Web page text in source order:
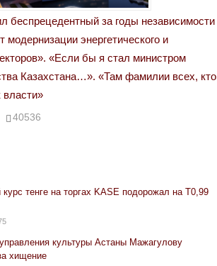
беспрецедентный за годы независимости
модернизации энергетического и
«Если бы я стал министром
Казахстана…». «Там фамилии всех, кто
40536
тенге на торгах KASE подорожал на Т0,99
культуры Астаны Мажагулову
хищение